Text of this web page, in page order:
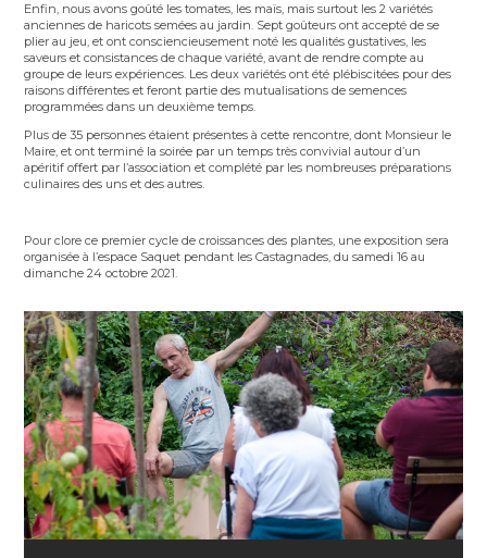
Enfin, nous avons goûté les tomates, les maïs, mais surtout les 2 variétés
anciennes de haricots semées au jardin. Sept goûteurs ont accepté de se
plier au jeu, et ont consciencieusement noté les qualités gustatives, les
saveurs et consistances de chaque variété, avant de rendre compte au
groupe de leurs expériences. Les deux variétés ont été plébiscitées pour des
raisons différentes et feront partie des mutualisations de semences
programmées dans un deuxième temps.
Plus de 35 personnes étaient présentes à cette rencontre, dont Monsieur le
Maire, et ont terminé la soirée par un temps très convivial autour d’un
apéritif offert par l’association et complété par les nombreuses préparations
culinaires des uns et des autres.
Pour clore ce premier cycle de croissances des plantes, une exposition sera
organisée à l’espace Saquet pendant les Castagnades, du samedi 16 au
dimanche 24 octobre 2021.